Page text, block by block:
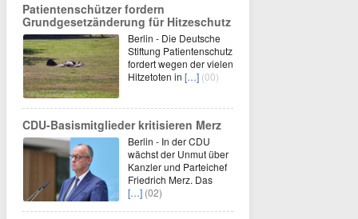
Patientenschützer fordern
Grundgesetzänderung für Hitzeschutz
Berlin - Die Deutsche
Stiftung Patientenschutz
fordert wegen der vielen
Hitzetoten in […] (00)
CDU-Basismitglieder kritisieren Merz
Berlin - In der CDU
wächst der Unmut über
Kanzler und Parteichef
Friedrich Merz. Das
[…] (02)